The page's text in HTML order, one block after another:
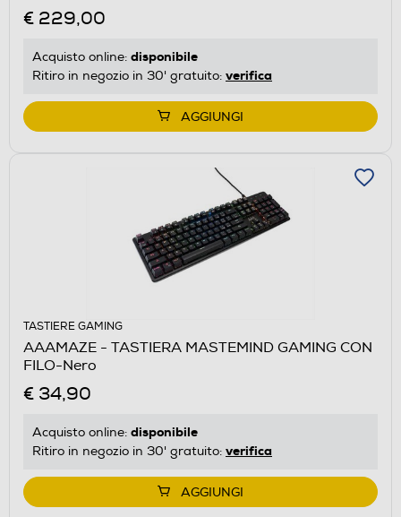
€ 229,00
Acquisto online: disponibile
Ritiro in negozio in 30' gratuito: verifica
AGGIUNGI
TASTIERE GAMING
AAAMAZE - TASTIERA MASTEMIND GAMING CON
FILO-Nero
€ 34,90
Acquisto online: disponibile
Ritiro in negozio in 30' gratuito: verifica
AGGIUNGI